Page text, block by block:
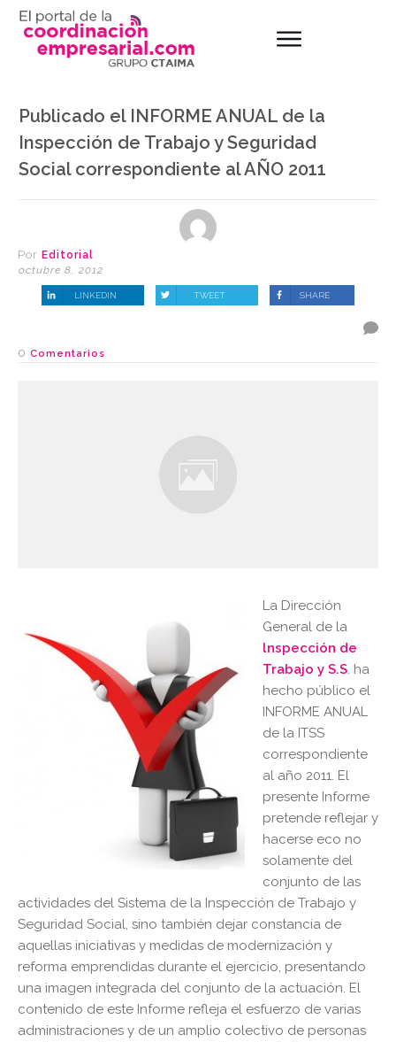
Publicado el INFORME ANUAL de la
Inspección de Trabajo y Seguridad
Social correspondiente al AÑO 2011
Por Editorial
octubre 8, 2012
LINKEDIN TWEET SHARE
0 Comentarios
La Dirección
General de la
lnspección de
Trabajo y S.S . ha
hecho público el
INFORME ANUAL
de la ITSS
correspondiente
al año 2011. El
presente Informe
pretende reflejar y
hacerse eco no
solamente del
conjunto de las
actividades del Sistema de la Inspección de Trabajo y
Seguridad Social, sino también dejar constancia de
aquellas iniciativas y medidas de modernización y
reforma emprendidas durante el ejercicio, presentando
una imagen integrada del conjunto de la actuación. El
contenido de este Informe refleja el esfuerzo de varias
administraciones y de un amplio colectivo de personas